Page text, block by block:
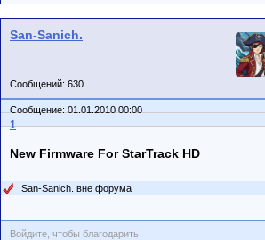
San-Sanich.
Сообщений: 630
Сообщение: 01.01.2010 00:00
1
New Firmware For StarTrack HD
San-Sanich. вне форума
Войдите, чтобы благодарить